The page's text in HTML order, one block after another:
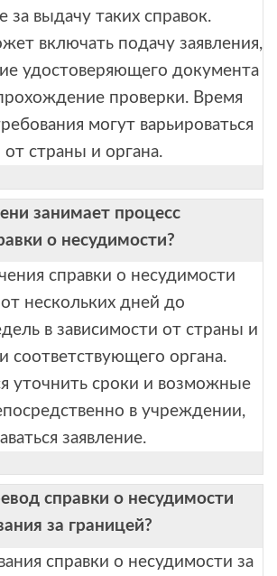
за выдачу таких справок.
включать подачу заявления,
удостоверяющего документа
проверки. Время
могут варьироваться
от страны и органа.
занимает процесс
о несудимости?
справки о несудимости
нескольких дней до
в зависимости от страны и
соответствующего органа.
уточнить сроки и возможные
в учреждении,
заявление.
справки о несудимости
за границей?
справки о несудимости за